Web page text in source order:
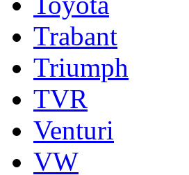
Trabant
Triumph
TVR
Venturi
VW